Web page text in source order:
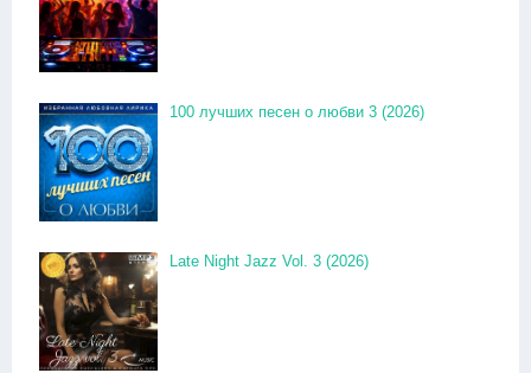
100 лучших песен о любви 3 (2026)
Late Night Jazz Vol. 3 (2026)